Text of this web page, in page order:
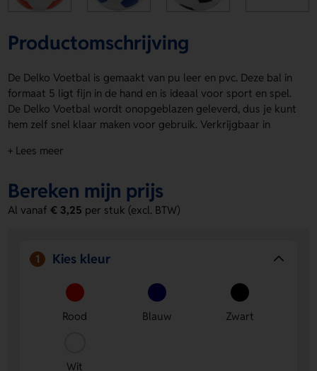
Productomschrijving
De Delko Voetbal is gemaakt van pu leer en pvc. Deze bal in
formaat 5 ligt fijn in de hand en is ideaal voor sport en spel.
De Delko Voetbal wordt onopgeblazen geleverd, dus je kunt
hem zelf snel klaar maken voor gebruik. Verkrijgbaar in
ontwerp aanbrengen op de drukposities. Bestel of vraag
Voordelen van de Delko Voetbal
Stevig materiaal
een nette en duurzame uitstraling.
Handig geleverd
– Wordt onopgeblazen geleverd,
zodat je de bal zelf eenvoudig kunt opblazen.
+ Lees meer
Bereken mijn prijs
Al vanaf€ 3,25 per stuk (excl. BTW)
1 Kies kleur
Rood Blauw Zwart
Wit